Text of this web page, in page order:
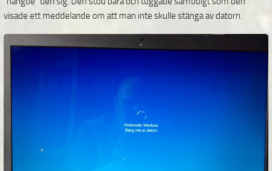
visade ett meddelande om att man inte skulle stänga av datorn.